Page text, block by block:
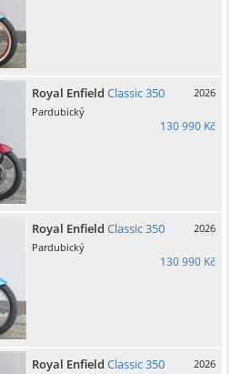
Royal Enfield Classic 350
2026
Pardubický
130 990 Kč
Royal Enfield Classic 350
2026
Pardubický
130 990 Kč
Royal Enfield Classic 350
2026